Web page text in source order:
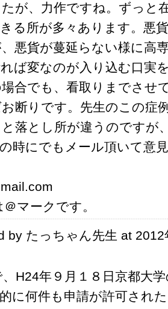
が、力作ですね。ずっと
る所が多々あります。悪
悪貨が蔓延らない様に高
ば変なのが入り込む口実
合でも、看取りまでさせ
断りです。先生のこの症
落とし所が違うのですが
時にでもメール頂いて意
マークです。
by たっちゃん先生 at
H24年９月１８日京都大
に何件も申請が許可され